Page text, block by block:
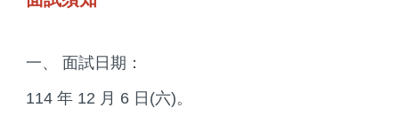
一、 面試日期：
114 年 12 月 6 日(六)。